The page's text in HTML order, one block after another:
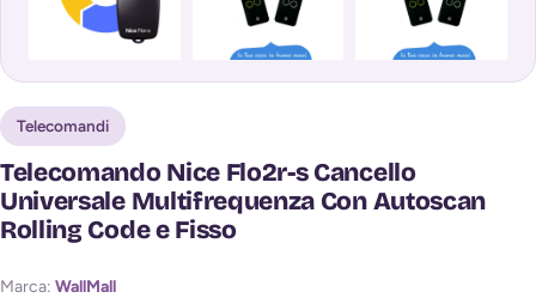
Telecomandi
Telecomando Nice Flo2r-s Cancello
Universale Multifrequenza Con Autoscan
Rolling Code e Fisso
Marca: WallMall